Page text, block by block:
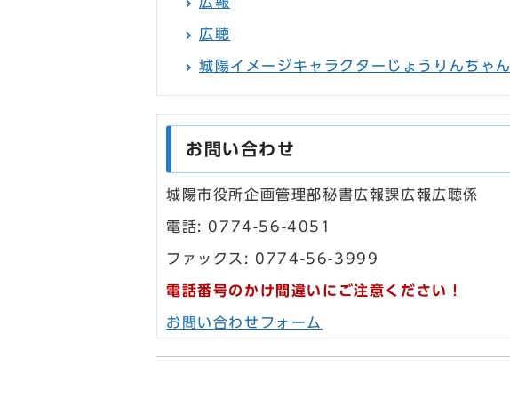
広聴
城陽イメージキャラクターじょうりんちゃん
お問い合わせ
城陽市役所企画管理部秘書広報課広報広聴係
電話: 0774-56-4051
ファックス: 0774-56-3999
電話番号のかけ間違いにご注意ください！
お問い合わせフォーム